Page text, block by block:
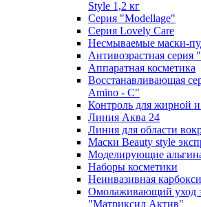
Style 1,2 кг
Серия "Modellage"
Cерия Lovely Care
Несмываемые маски-
Антивозрастная серия
Аппаратная косметика
Восстанавливающая
Amino - C"
Контроль для жирной
Линия Аква 24
Линия для области
Маски Beauty style
Моделирующие
Наборы косметики
Неинвазивная
Омолаживающий уход
"Матриксил Актив"